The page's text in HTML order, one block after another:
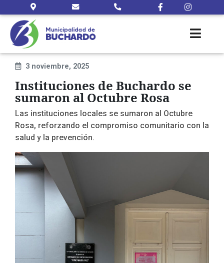
3 noviembre, 2025
Instituciones de Buchardo se
sumaron al Octubre Rosa
Las instituciones locales se sumaron al Octubre
Rosa, reforzando el compromiso comunitario con la
salud y la prevención.